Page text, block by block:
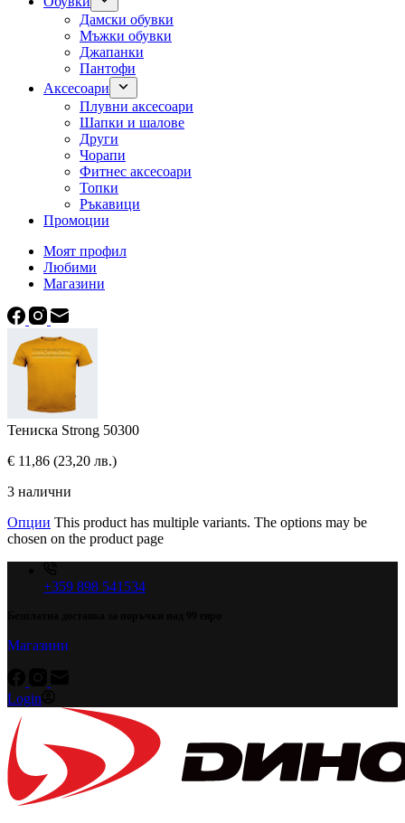
Дамски обувки
Мъжки обувки
Джапанки
Пантофи
Аксесоари
Плувни аксесоари
Шапки и шалове
Други
Чорапи
Фитнес аксесоари
Топки
Ръкавици
Промоции
Моят профил
Любими
Магазини
Тениска Strong 50300
€ 11,86 (23,20 лв.)
3 налични
Опции This product has multiple variants. The options may be
chosen on the product page
+359 898 541534
Магазини
Login